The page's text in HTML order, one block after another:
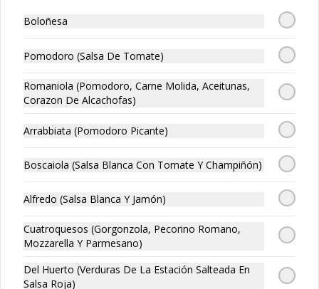
Antipasto
Bolitas de Carne
bolitas de carne envueltan en suave
Caprese
Mozzarella Fior, tomate, albahaca y
pesto acompañado de tostadas.
Boloñesa
Pomodoro (Salsa De Tomate)
Romaniola (Pomodoro, Carne Molida, Aceitunas,
Corazon De Alcachofas)
Arrabbiata (Pomodoro Picante)
Boscaiola (Salsa Blanca Con Tomate Y Champiñón)
Alfredo (Salsa Blanca Y Jamón)
Cuatroquesos (Gorgonzola, Pecorino Romano,
Mozzarella Y Parmesano)
Del Huerto (Verduras De La Estación Salteada En
Salsa Roja)